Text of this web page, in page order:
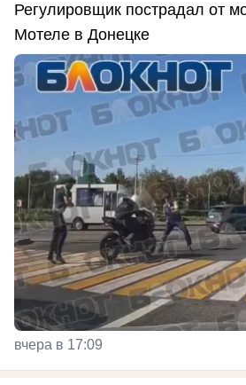
Регулировщик пострадал от
Мотеле в Донецке
вчера в 17:09